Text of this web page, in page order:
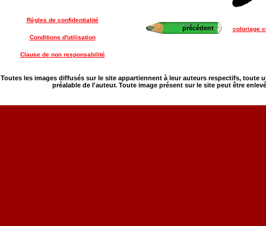
Règles de confidentialité
Conditions d'utilisation
Clause de non responsabilité
précédent coloriage
Toutes les images diffusés sur le site appartiennent à leur auteurs respectifs,
préalable de l'auteur. Toute image présent sur le site peut être